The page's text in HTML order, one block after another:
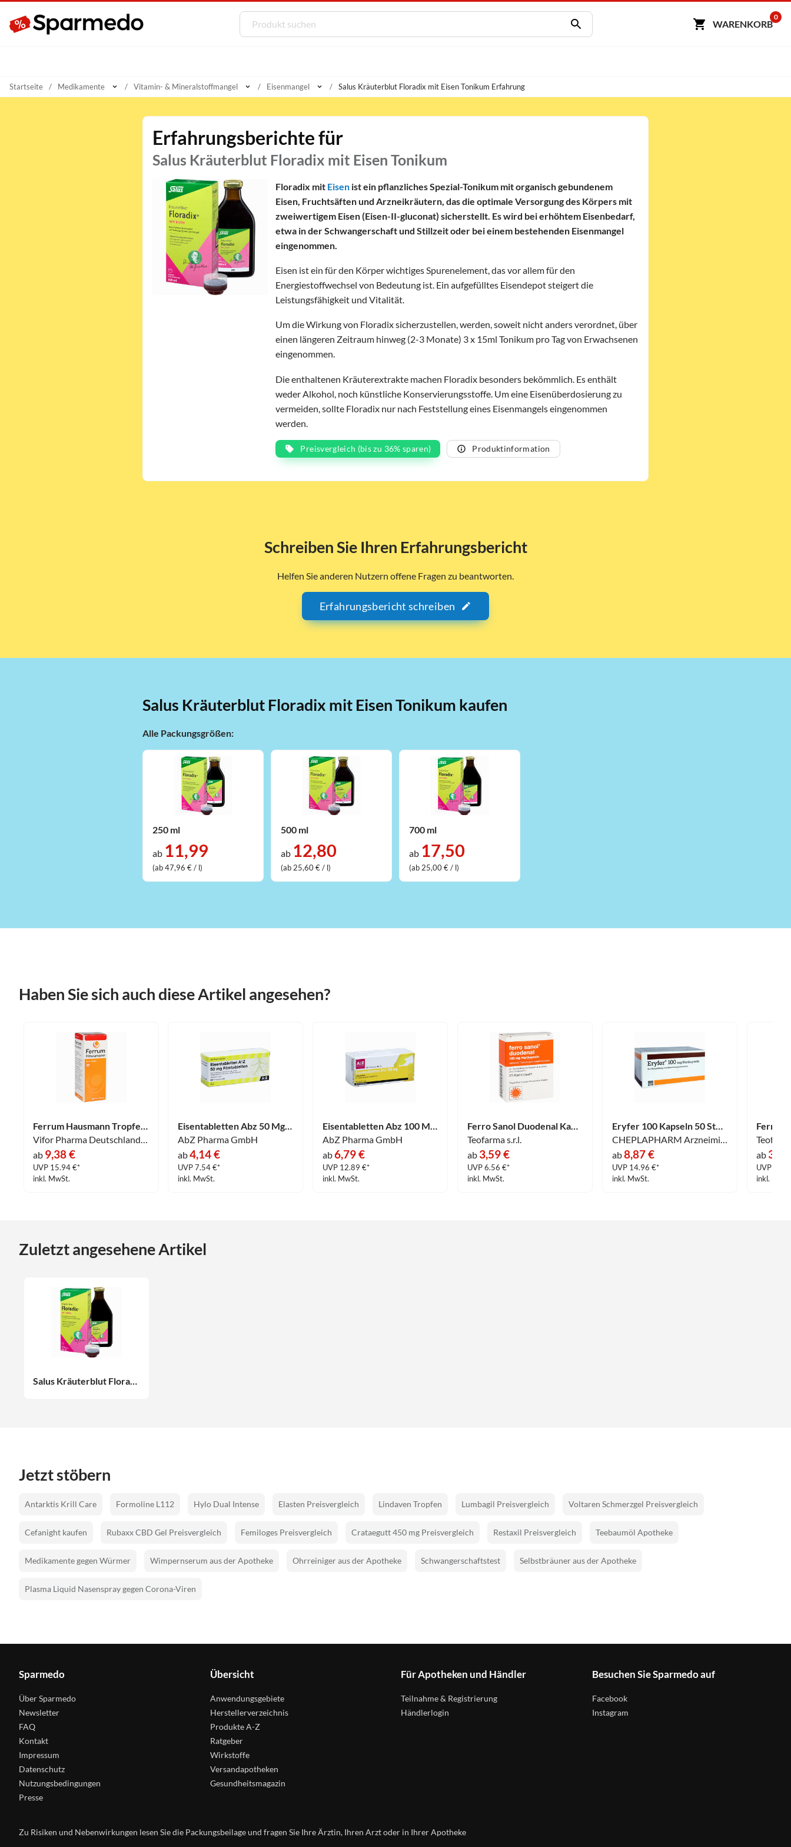
WARENKORB
0
Startseite Medikamente Vitamin- & Mineralstoffmangel Eisenmangel Salus Kräuterblut Floradix mit Eisen Tonikum Erfahrung
Erfahrungsberichte für
Salus Kräuterblut Floradix mit Eisen Tonikum
Floradix mit Eisen ist ein pflanzliches Spezial-Tonikum mit organisch gebundenem
Eisen, Fruchtsäften und Arzneikräutern, das die optimale Versorgung des Körpers mit
zweiwertigem Eisen (Eisen-II-gluconat) sicherstellt. Es wird bei erhöhtem Eisenbedarf,
etwa in der Schwangerschaft und Stillzeit oder bei einem bestehenden Eisenmangel
eingenommen.
Eisen ist ein für den Körper wichtiges Spurenelement, das vor allem für den
Energiestoffwechsel von Bedeutung ist. Ein aufgefülltes Eisendepot steigert die
Leistungsfähigkeit und Vitalität.
Um die Wirkung von Floradix sicherzustellen, werden, soweit nicht anders verordnet, über
einen längeren Zeitraum hinweg (2-3 Monate) 3 x 15ml Tonikum pro Tag von Erwachsenen
eingenommen.
Die enthaltenen Kräuterextrakte machen Floradix besonders bekömmlich. Es enthält
weder Alkohol, noch künstliche Konservierungsstoffe. Um eine Eisenüberdosierung zu
vermeiden, sollte Floradix nur nach Feststellung eines Eisenmangels eingenommen
werden.
Preisvergleich (bis zu 36% sparen) Produktinformation
Schreiben Sie Ihren Erfahrungsbericht
Helfen Sie anderen Nutzern offene Fragen zu beantworten.
Erfahrungsbericht schreiben
Salus Kräuterblut Floradix mit Eisen Tonikum kaufen
Alle Packungsgrößen:
250 ml
ab 11,99
(ab 47,96 € / l)
500 ml
ab 12,80
(ab 25,60 € / l)
700 ml
ab 17,50
(ab 25,00 € / l)
Haben Sie sich auch diese Artikel angesehen?
Ferrum Hausmann Tropfen 30 ml
Vifor Pharma Deutschland GmbH
ab 9,38 €
UVP 15.94 €*
inkl. MwSt.
Eisentabletten Abz 50 Mg Filmtabletten 50 Stück
AbZ Pharma GmbH
ab4,14 €
UVP 7.54 €*
inkl. MwSt.
Eisentabletten Abz 100 Mg Filmtabletten 50 Stück
AbZ Pharma GmbH
ab6,79 €
UVP 12.89 €*
inkl. MwSt.
Ferro Sanol Duodenal Kapseln 20 Stück
Teofarma s.r.l.
ab 3,59 €
UVP 6.56 €*
inkl. MwSt.
Eryfer 100 Kapseln 50 Stück
CHEPLAPHARM Arzneimittel GmbH
ab8,87 €
UVP 14.96 €*
inkl. MwSt.
ab
UVP
inkl.
Zuletzt angesehene Artikel
Salus Kräuterblut Floradix mit Eisen Tonikum 700 ml
Jetzt stöbern
Antarktis Krill Care Formoline L112 Hylo Dual Intense Elasten Preisvergleich Lindaven Tropfen Lumbagil Preisvergleich Voltaren Schmerzgel Preisvergleich
Cefanight kaufen Rubaxx CBD Gel Preisvergleich Femiloges Preisvergleich Crataegutt 450 mg Preisvergleich Restaxil Preisvergleich Teebaumöl Apotheke
Medikamente gegen Würmer Wimpernserum aus der Apotheke Ohrreiniger aus der Apotheke Schwangerschaftstest Selbstbräuner aus der Apotheke
Plasma Liquid Nasenspray gegen Corona-Viren
Sparmedo
Über Sparmedo
Newsletter
FAQ
Kontakt
Impressum
Datenschutz
Nutzungsbedingungen
Presse
Übersicht
Anwendungsgebiete
Herstellerverzeichnis
Produkte A-Z
Ratgeber
Wirkstoffe
Versandapotheken
Gesundheitsmagazin
Für Apotheken und Händler
Teilnahme & Registrierung
Händlerlogin
Besuchen Sie Sparmedo auf
Facebook
Instagram
Zu Risiken und Nebenwirkungen lesen Sie die Packungsbeilage und fragen Sie Ihre Ärztin, Ihren Arzt oder in Ihrer Apotheke